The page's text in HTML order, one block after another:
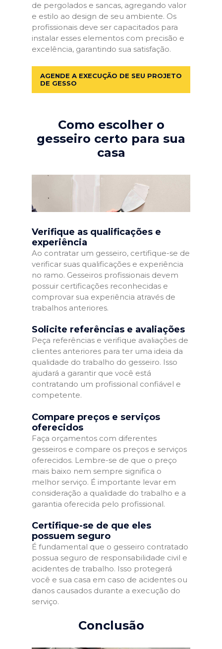
de pergolados e sancas, agregando valor
e estilo ao design de seu ambiente. Os
profissionais deve ser capacitados para
instalar esses elementos com precisão e
excelência, garantindo sua satisfação.
AGENDE A EXECUÇÃO DE SEU PROJETO
DE GESSO
Como escolher o
gesseiro certo para sua
casa
Verifique as qualificações e
experiência
Ao contratar um gesseiro, certifique-se de
verificar suas qualificações e experiência
no ramo. Gesseiros profissionais devem
possuir certificações reconhecidas e
comprovar sua experiência através de
trabalhos anteriores.
Solicite referências e avaliações
Peça referências e verifique avaliações de
clientes anteriores para ter uma ideia da
qualidade do trabalho do gesseiro. Isso
ajudará a garantir que você está
contratando um profissional confiável e
competente.
Compare preços e serviços
oferecidos
Faça orçamentos com diferentes
gesseiros e compare os preços e serviços
oferecidos. Lembre-se de que o preço
mais baixo nem sempre significa o
melhor serviço. É importante levar em
consideração a qualidade do trabalho e a
garantia oferecida pelo profissional.
Certifique-se de que eles
possuem seguro
É fundamental que o gesseiro contratado
possua seguro de responsabilidade civil e
acidentes de trabalho. Isso protegerá
você e sua casa em caso de acidentes ou
danos causados durante a execução do
serviço.
Conclusão